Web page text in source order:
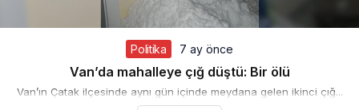
Politika 7 ay önce
Van’da mahalleye çığ düştü: Bir ölü
Van’ın Çatak ilçesinde aynı gün içinde meydana gelen ikinci çığ...